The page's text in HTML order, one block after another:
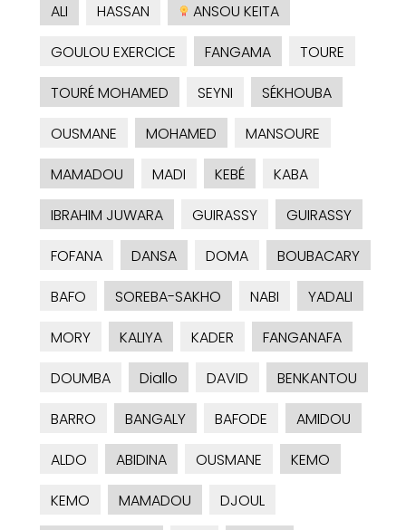
ALI
HASSAN
ANSOU KEITA
GOULOU EXERCICE
FANGAMA
TOURE
TOURÉ MOHAMED
SEYNI
SÉKHOUBA
OUSMANE
MOHAMED
MANSOURE
MAMADOU
MADI KEBÉ
KABA
IBRAHIM JUWARA
GUIRASSY
GUIRASSY
FOFANA
DANSA DOMA
BOUBACARY
BAFO
SOREBA-SAKHO NABI
YADALI
MORY
KALIYA KADER
FANGANAFA
DOUMBA
Diallo DAVID
BENKANTOU
BARRO
BANGALY BAFODE
AMIDOU
ALDO
ABIDINA OUSMANE
KEMO
KEMO
MAMADOU
DJOUL